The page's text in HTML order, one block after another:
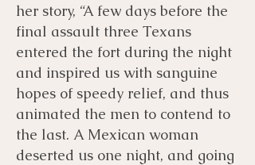
her story, “A few days before the
final assault three Texans
entered the fort during the night
and inspired us with sanguine
hopes of speedy relief, and thus
animated the men to contend to
the last. A Mexican woman
deserted us one night, and going